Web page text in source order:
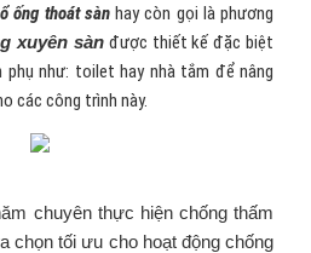
i
g
a
ống thoát sàn hay còn gọi là phương
xuyên sàn được thiết kế đặc biệt
như: toilet hay nhà tắm để nâng
các công trình này.
chuyên thực hiện chống thấm
chọn tối ưu cho hoạt động chống